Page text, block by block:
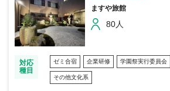
ますや旅館
80人
対応
種目
ゼミ合宿 企業研修 学園祭実行委員会
その他文化系